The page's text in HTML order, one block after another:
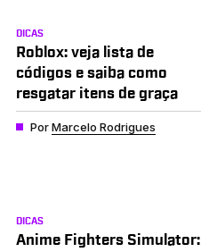
DICAS
Roblox: veja lista de
códigos e saiba como
resgatar itens de graça
PorMarcelo Rodrigues
DICAS
Anime Fighters Simulator: